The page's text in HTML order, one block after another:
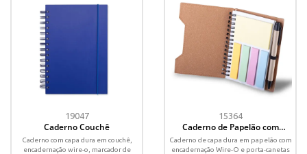
19047
Caderno Couchê
Caderno com capa dura em couchê,
encadernação wire-o, marcador de
15364
Caderno de Papelão com
Caneta
Caderno de capa dura em papelão com
encadernação Wire-O e porta-canetas